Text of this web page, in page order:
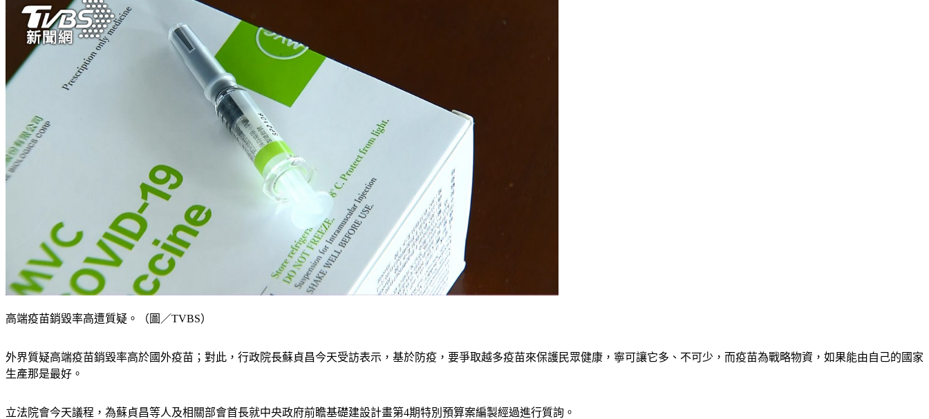
高端疫苗銷毀率高遭質疑。（圖／TVBS）
外界質疑高端疫苗銷毀率高於國外疫苗；對此，行政院長蘇貞昌今天受訪表示，基於防疫，要爭取越多疫苗來保護民眾健康，寧可讓它多、不可少，而疫苗為戰略物資，如果能由自己的國家
生產那是最好。
立法院會今天議程，為蘇貞昌等人及相關部會首長就中央政府前瞻基礎建設計畫第4期特別預算案編製經過進行質詢。